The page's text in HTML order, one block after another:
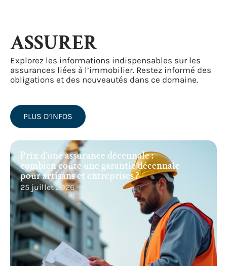
ASSURER
Explorez les informations indispensables sur les
assurances liées à l’immobilier. Restez informé des
obligations et des nouveautés dans ce domaine.
PLUS D’INFOS
Prix d’une assurance décennale :
combien coûte une garantie décennale
pour artisans et entreprises ?
25 juillet 2026